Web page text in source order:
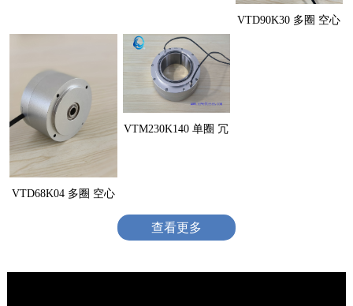
VTD90K30 多圈 空心
VTD68K04 多圈 空心
VTM230K140 单圈 冗
查看更多